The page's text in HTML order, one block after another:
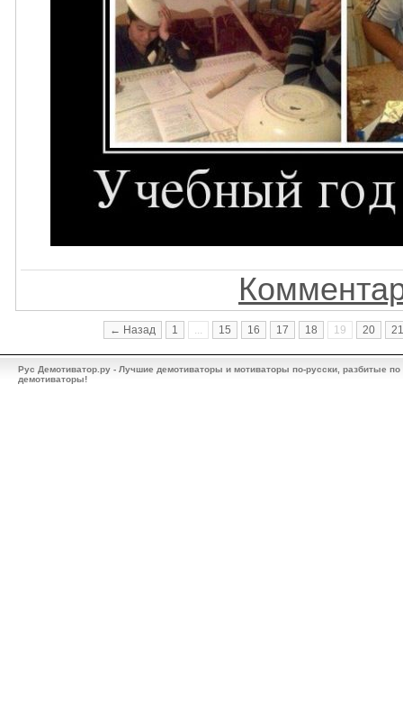
← Назад 1 ... 15 16 17 18 19 20 21
Рус Демотиватор.ру - Лучшие демотиваторы и мотиваторы по-русски, разбитые
демотиваторы!